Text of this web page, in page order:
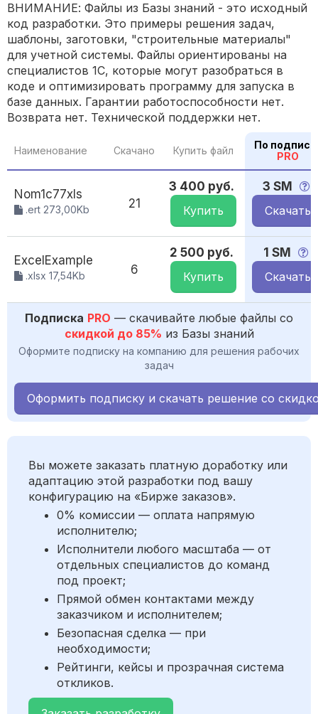
ВНИМАНИЕ: Файлы из Базы знаний - это исходный
код разработки. Это примеры решения задач,
шаблоны, заготовки, "строительные материалы"
для учетной системы. Файлы ориентированы на
специалистов 1С, которые могут разобраться в
коде и оптимизировать программу для запуска в
базе данных. Гарантии работоспособности нет.
Возврата нет. Технической поддержки нет.
Наименование Скачано Купить файл
По
PRO
Nom1c77xls
.ert 273,00Kb 21
3 400 руб.
Купить
3 SM
Скачать
ExcelExample
.xlsx 17,54Kb 6
2 500 руб.
Купить
1 SM
Скачать
Подписка PRO — скачивайте любые файлы со
скидкой до 85% из Базы знаний
Оформите подписку на компанию для решения рабочих
задач
Оформить подписку и скачать решение со
Вы можете заказать платную доработку или
адаптацию этой разработки под вашу
конфигурацию на «Бирже заказов».
0% комиссии — оплата напрямую
исполнителю;
Исполнители любого масштаба — от
отдельных специалистов до команд
под проект;
Прямой обмен контактами между
заказчиком и исполнителем;
Безопасная сделка — при
необходимости;
Рейтинги, кейсы и прозрачная система
откликов.